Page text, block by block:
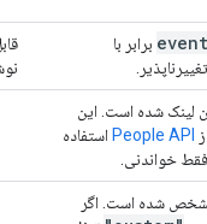
"overrides"
[
"method": string
"minutes" :
event برابر با
قابل
لینک شده است. این
People API استفاده
فقط خواندنی.
شده است. اگر